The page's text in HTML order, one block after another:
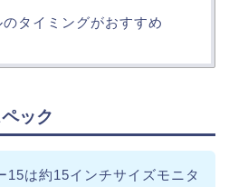
タイミングがおすすめ
ック
15は約15インチサイズモニタ